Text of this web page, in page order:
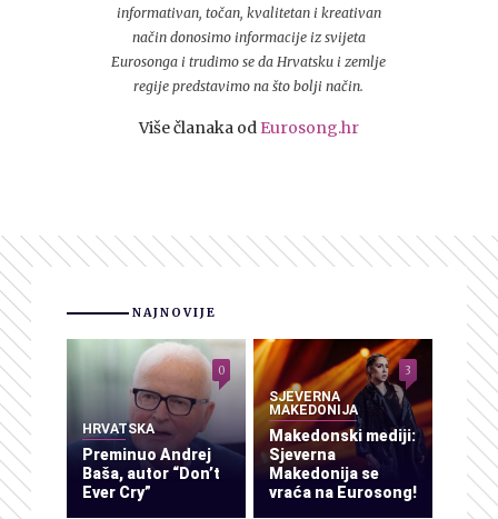
informativan, točan, kvalitetan i kreativan
način donosimo informacije iz svijeta
Eurosonga i trudimo se da Hrvatsku i zemlje
regije predstavimo na što bolji način.
Više članaka od Eurosong.hr
NAJNOVIJE
HRVATSKA
Preminuo Andrej
Baša, autor “Don’t
Ever Cry”
0
SJEVERNA
MAKEDONIJA
Makedonski mediji:
Sjeverna
Makedonija se
vraća na Eurosong!
3